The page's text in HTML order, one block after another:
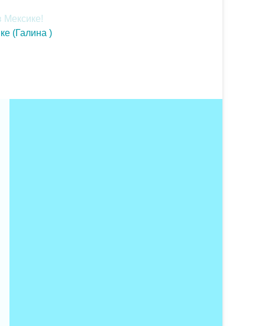
(Галина )